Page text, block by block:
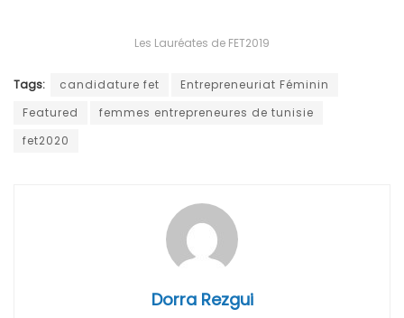
Les Lauréates de FET2019
Tags: candidature fet
Entrepreneuriat Féminin
Featured
femmes entrepreneures de tunisie
fet2020
Dorra Rezgui